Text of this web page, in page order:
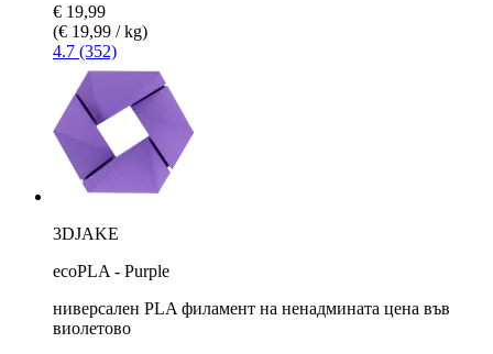
€ 19,99
(€ 19,99 / kg)
4.7 (352)
3DJAKE
ecoPLA - Purple
ниверсален PLA филамент на ненадмината цена във
виолетово